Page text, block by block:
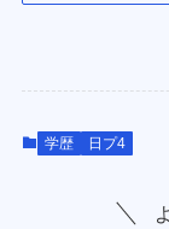
学歴 日プ4